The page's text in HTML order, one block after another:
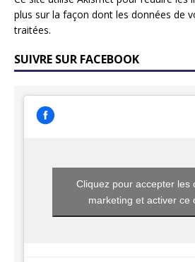
plus sur la façon dont les données de
traitées.
SUIVRE SUR FACEBOOK
Cliquez pour accepter les
marketing et activer ce